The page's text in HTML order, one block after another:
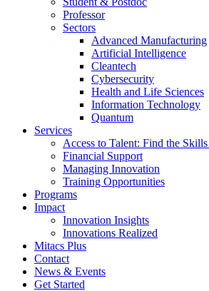
Professor
Sectors
Advanced Manufacturing
Artificial Intelligence
Cleantech
Cybersecurity
Health and Life Sciences
Information Technology
Quantum
Services
Access to Talent: Find the
Financial Support
Managing Innovation
Training Opportunities
Programs
Impact
Innovation Insights
Innovations Realized
Mitacs Plus
Contact
News & Events
Get Started